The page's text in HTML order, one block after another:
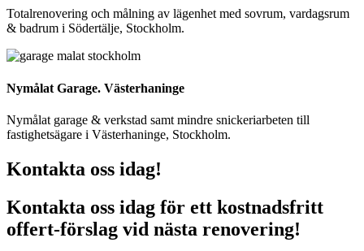
Totalrenovering och målning av lägenhet med sovrum, vardagsrum
& badrum i Södertälje, Stockholm.
Nymålat Garage. Västerhaninge
Nymålat garage & verkstad samt mindre snickeriarbeten till
fastighetsägare i Västerhaninge, Stockholm.
Kontakta oss idag!
Kontakta oss idag för ett kostnadsfritt
offert-förslag vid nästa renovering!